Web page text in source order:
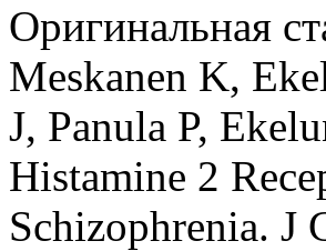
Оригинальная
Meskanen K,
J, Panula P,
Histamine 2
Schizophrenia. J